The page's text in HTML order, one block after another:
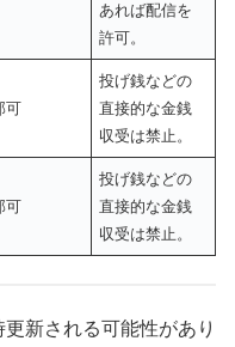
あれば配信を
許可。
可
投げ銭などの
直接的な金銭
収受は禁止。
可
投げ銭などの
直接的な金銭
収受は禁止。
新される可能性があり